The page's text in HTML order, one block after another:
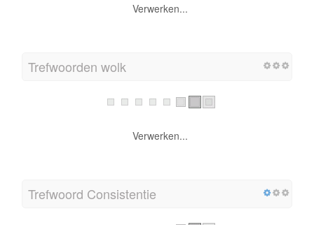
Verwerken...
Trefwoorden wolk
Verwerken...
Trefwoord Consistentie